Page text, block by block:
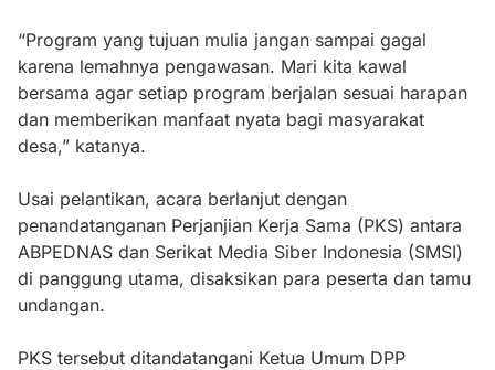
“Program yang tujuan mulia jangan sampai gagal
karena lemahnya pengawasan. Mari kita kawal
bersama agar setiap program berjalan sesuai harapan
dan memberikan manfaat nyata bagi masyarakat
desa,” katanya.
Usai pelantikan, acara berlanjut dengan
penandatanganan Perjanjian Kerja Sama (PKS) antara
ABPEDNAS dan Serikat Media Siber Indonesia (SMSI)
di panggung utama, disaksikan para peserta dan tamu
undangan.
PKS tersebut ditandatangani Ketua Umum DPP